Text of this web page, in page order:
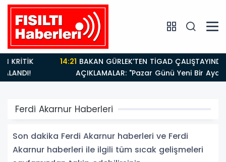
AÇIKLAMALAR: "Pazar Günü Yeni Bir Aydınlığa
Uyanacağız"
Ferdi Akarnur Haberleri
Son dakika Ferdi Akarnur haberleri ve Ferdi
Akarnur haberleri ile ilgili tüm sıcak gelişmeleri